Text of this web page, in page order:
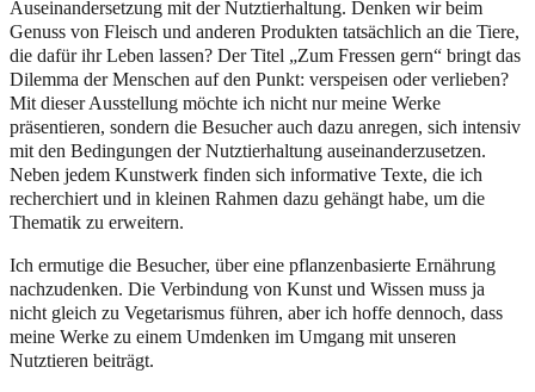
Auseinandersetzung mit der Nutztierhaltung. Denken wir beim
Genuss von Fleisch und anderen Produkten tatsächlich an die Tiere,
die dafür ihr Leben lassen? Der Titel „Zum Fressen gern“ bringt das
Dilemma der Menschen auf den Punkt: verspeisen oder verlieben?
Mit dieser Ausstellung möchte ich nicht nur meine Werke
präsentieren, sondern die Besucher auch dazu anregen, sich intensiv
mit den Bedingungen der Nutztierhaltung auseinanderzusetzen.
Neben jedem Kunstwerk finden sich informative Texte, die ich
recherchiert und in kleinen Rahmen dazu gehängt habe, um die
Thematik zu erweitern.
Ich ermutige die Besucher, über eine pflanzenbasierte Ernährung
nachzudenken. Die Verbindung von Kunst und Wissen muss ja
nicht gleich zu Vegetarismus führen, aber ich hoffe dennoch, dass
meine Werke zu einem Umdenken im Umgang mit unseren
Nutztieren beiträgt.